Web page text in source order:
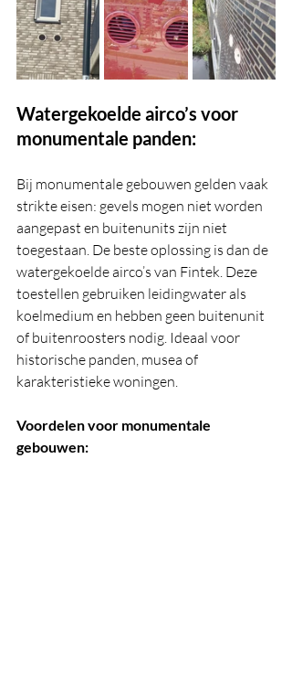
Watergekoelde airco’s voor
monumentale panden:
Bij monumentale gebouwen gelden vaak
strikte eisen: gevels mogen niet worden
aangepast en buitenunits zijn niet
toegestaan. De beste oplossing is dan de
watergekoelde airco’s van Fintek. Deze
toestellen gebruiken leidingwater als
koelmedium en hebben geen buitenunit
of buitenroosters nodig. Ideaal voor
historische panden, musea of
karakteristieke woningen.
Voordelen voor monumentale
gebouwen: